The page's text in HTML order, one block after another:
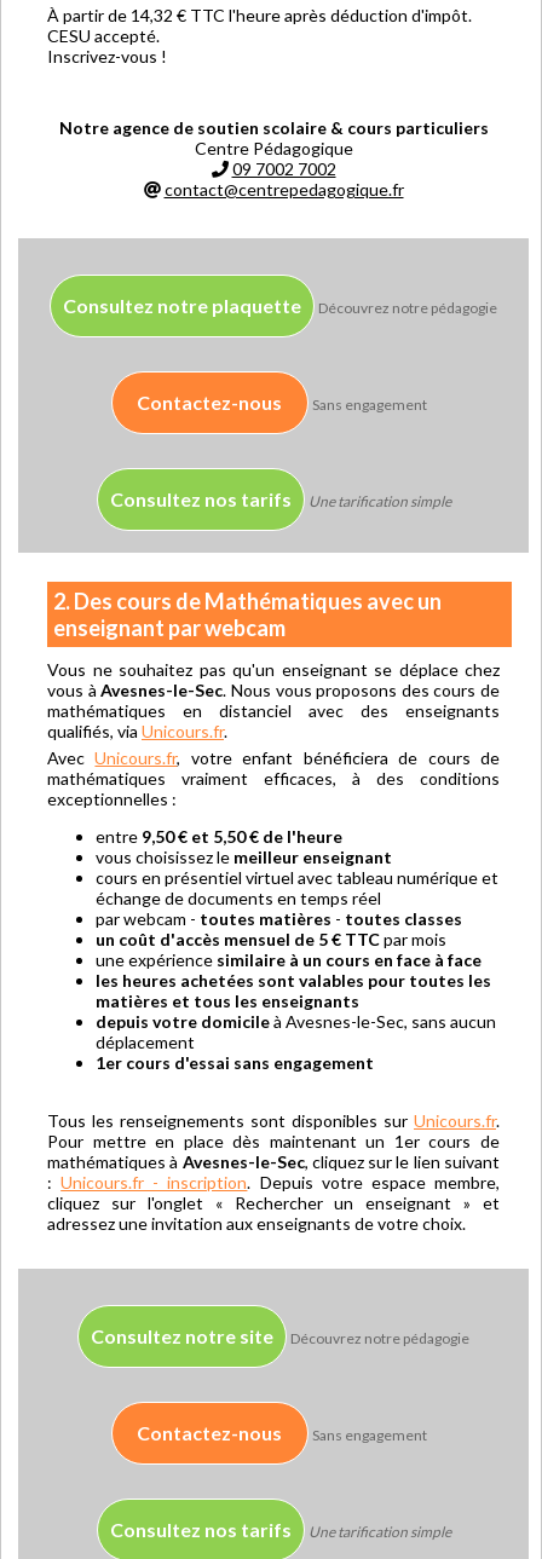
À partir de 14,32 € TTC l'heure après déduction d'impôt.
CESU accepté.
Inscrivez-vous !
Notre agence de soutien scolaire & cours particuliers
Centre Pédagogique
09 7002 7002
contact@centrepedagogique.fr
Consultez notre plaquette Découvrez notre pédagogie
Contactez-nous Sans engagement
Consultez nos tarifs Une tarification simple
2. Des cours de Mathématiques avec un
enseignant par webcam
Vous ne souhaitez pas qu'un enseignant se déplace chez
vous àAvesnes-le-Sec. Nous vous proposons des cours de
mathématiques en distanciel avec des enseignants
qualifiés, via Unicours.fr.
AvecUnicours.fr, votre enfant bénéficiera de cours de
mathématiques vraiment efficaces, à des conditions
exceptionnelles :
entre 9,50 € et 5,50 € de l'heure
vous choisissez le meilleur enseignant
cours en présentiel virtuel avec tableau numérique et
échange de documents en temps réel
par webcam - toutes matières - toutes classes
un coût d'accès mensuel de 5 € TTCpar mois
une expérience similaire à un cours en face à face
les heures achetées sont valables pour toutes les
matières et tous les enseignants
depuis votre domicileà Avesnes-le-Sec, sans aucun
déplacement
1er cours d'essai sans engagement
Tous les renseignements sont disponibles sur Unicours.fr.
Pour mettre en place dès maintenant un 1er cours de
mathématiques à Avesnes-le-Sec, cliquez sur le lien suivant
:Unicours.fr - inscription. Depuis votre espace membre,
cliquez sur l'onglet « Rechercher un enseignant » et
adressez une invitation aux enseignants de votre choix.
Consultez notre site Découvrez notre pédagogie
Contactez-nous Sans engagement
Consultez nos tarifs Une tarification simple